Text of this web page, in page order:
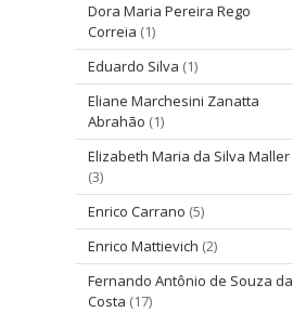
Dora Maria Pereira Rego
Correia (1)
Eduardo Silva (1)
Eliane Marchesini Zanatta
Abrahão (1)
Elizabeth Maria da Silva Maller
(3)
Enrico Carrano (5)
Enrico Mattievich (2)
Fernando Antônio de Souza da
Costa (17)